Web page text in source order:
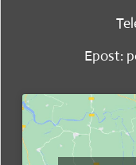
Epost: